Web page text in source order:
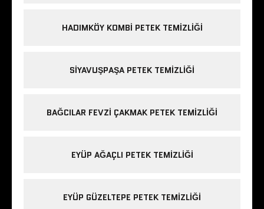
HADIMKÖY KOMBI PETEK TEMIZLIĞI
SIYAVUŞPAŞA PETEK TEMIZLIĞI
BAĞCILAR FEVZI ÇAKMAK PETEK TEMIZLIĞI
EYÜP AĞAÇLI PETEK TEMIZLIĞI
EYÜP GÜZELTEPE PETEK TEMIZLIĞI